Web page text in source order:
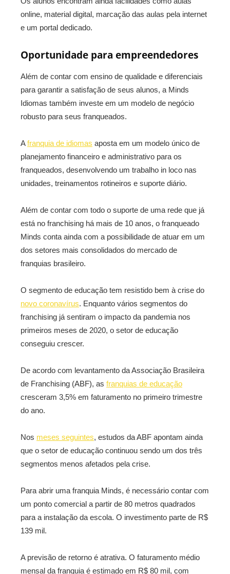
online, material digital, marcação das aulas pela internet
e um portal dedicado.
Oportunidade para empreendedores
Além de contar com ensino de qualidade e diferenciais
para garantir a satisfação de seus alunos, a Minds
Idiomas também investe em um modelo de negócio
robusto para seus franqueados.
Afranquia de idiomas aposta em um modelo único de
planejamento financeiro e administrativo para os
franqueados, desenvolvendo um trabalho in loco nas
unidades, treinamentos rotineiros e suporte diário.
Além de contar com todo o suporte de uma rede que já
está no franchising há mais de 10 anos, o franqueado
Minds conta ainda com a possibilidade de atuar em um
dos setores mais consolidados do mercado de
franquias brasileiro.
O segmento de educação tem resistido bem à crise do
novo coronavírus. Enquanto vários segmentos do
franchising já sentiram o impacto da pandemia nos
primeiros meses de 2020, o setor de educação
conseguiu crescer.
De acordo com levantamento da Associação Brasileira
de Franchising (ABF), as franquias de educação
cresceram 3,5% em faturamento no primeiro trimestre
do ano.
Nos meses seguintes, estudos da ABF apontam ainda
que o setor de educação continuou sendo um dos três
segmentos menos afetados pela crise.
Para abrir uma franquia Minds, é necessário contar com
um ponto comercial a partir de 80 metros quadrados
para a instalação da escola. O investimento parte de R$
139 mil.
A previsão de retorno é atrativa. O faturamento médio
mensal da franquia é estimado em R$ 80 mil, com